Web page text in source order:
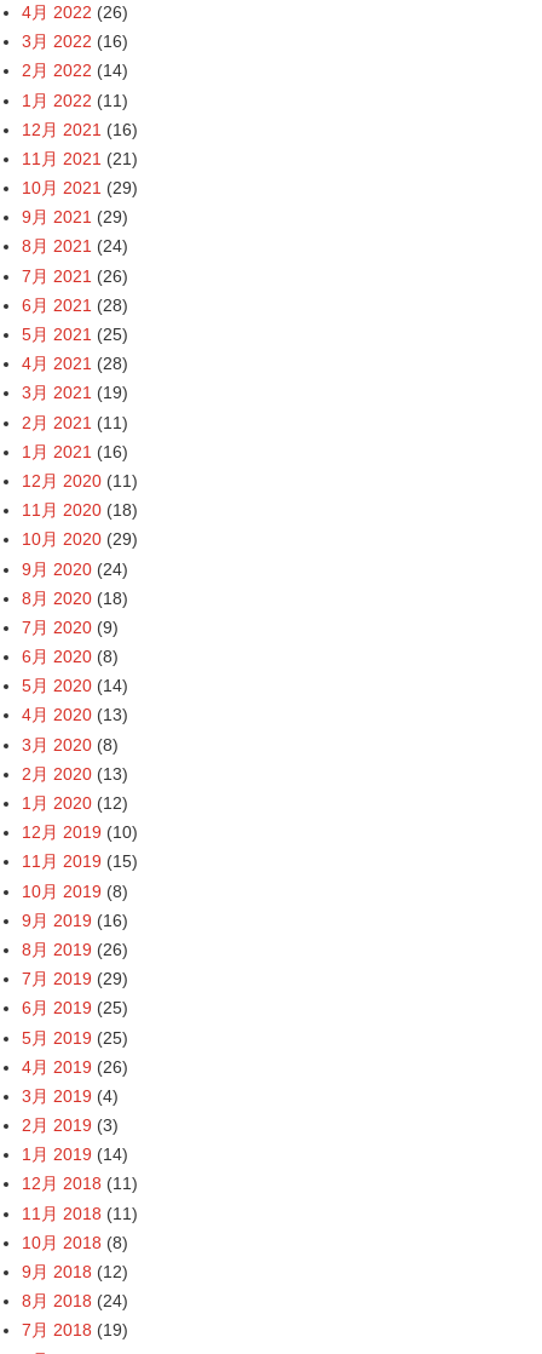
4月 2022 (26)
3月 2022 (16)
2月 2022 (14)
1月 2022 (11)
12月 2021 (16)
11月 2021 (21)
10月 2021 (29)
9月 2021 (29)
8月 2021 (24)
7月 2021 (26)
6月 2021 (28)
5月 2021 (25)
4月 2021 (28)
3月 2021 (19)
2月 2021 (11)
1月 2021 (16)
12月 2020 (11)
11月 2020 (18)
10月 2020 (29)
9月 2020 (24)
8月 2020 (18)
7月 2020 (9)
6月 2020 (8)
5月 2020 (14)
4月 2020 (13)
3月 2020 (8)
2月 2020 (13)
1月 2020 (12)
12月 2019 (10)
11月 2019 (15)
10月 2019 (8)
9月 2019 (16)
8月 2019 (26)
7月 2019 (29)
6月 2019 (25)
5月 2019 (25)
4月 2019 (26)
3月 2019 (4)
2月 2019 (3)
1月 2019 (14)
12月 2018 (11)
11月 2018 (11)
10月 2018 (8)
9月 2018 (12)
8月 2018 (24)
7月 2018 (19)